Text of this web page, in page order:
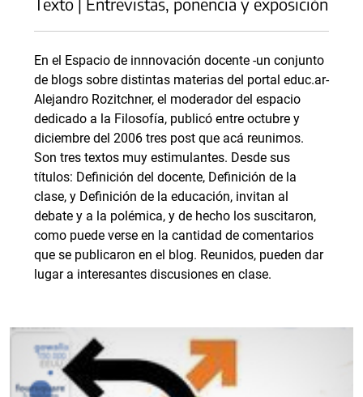
En el Espacio de innnovación docente -un conjunto
de blogs sobre distintas materias del portal educ.ar-
Alejandro Rozitchner, el moderador del espacio
dedicado a la Filosofía, publicó entre octubre y
diciembre del 2006 tres post que acá reunimos.
Son tres textos muy estimulantes. Desde sus
títulos: Definición del docente, Definición de la
clase, y Definición de la educación, invitan al
debate y a la polémica, y de hecho los suscitaron,
como puede verse en la cantidad de comentarios
que se publicaron en el blog. Reunidos, pueden dar
lugar a interesantes discusiones en clase.